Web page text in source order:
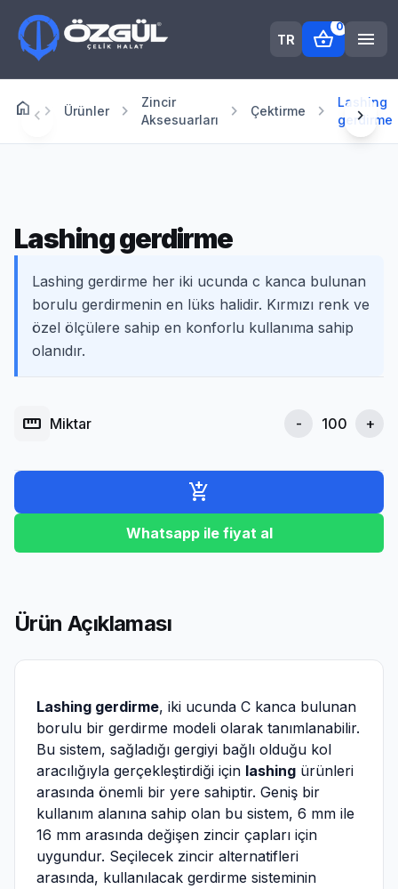
TR shopping_basket
0
menu
home Anasayfa
chevron_right Ürünler chevron_right
Zincir
Aksesuarları
chevron_right Çektirme chevron_right
Lashing
gerdirme
chevron_left chevron_right
Lashing gerdirme
Lashing gerdirme her iki ucunda c kanca bulunan
borulu gerdirmenin en lüks halidir. Kırmızı renk ve
özel ölçülere sahip en konforlu kullanıma sahip
olanıdır.
straighten Miktar - +
add_shopping_cart
Whatsapp ile fiyat al
Ürün Açıklaması
Lashing gerdirme, iki ucunda C kanca bulunan
borulu bir gerdirme modeli olarak tanımlanabilir.
Bu sistem, sağladığı gergiyi bağlı olduğu kol
aracılığıyla gerçekleştirdiği için lashing ürünleri
arasında önemli bir yere sahiptir. Geniş bir
kullanım alanına sahip olan bu sistem, 6 mm ile
16 mm arasında değişen zincir çapları için
uygundur. Seçilecek zincir alternatifleri
arasında, kullanılacak gerdirme sisteminin